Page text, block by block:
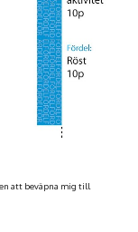
att beväpna mig till